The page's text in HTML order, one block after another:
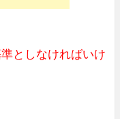
としなければいけ